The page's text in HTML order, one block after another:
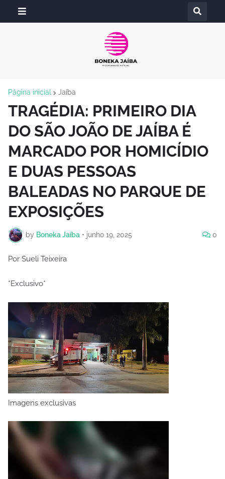
Página inicial Jaíba
TRAGÉDIA: PRIMEIRO DIA
DO SÃO JOÃO DE JAÍBA É
MARCADO POR HOMICÍDIO
E DUAS PESSOAS
BALEADAS NO PARQUE DE
EXPOSIÇÕES
by Boneka Jaíba • junho 19, 2025 0
Por Sueli Teixeira
*Exclusivo*
Imagens exclusivas